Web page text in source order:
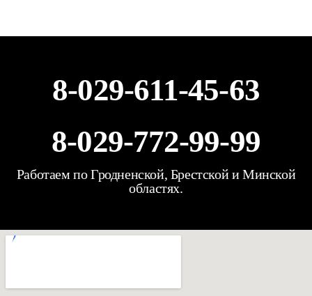
8-029-611-45-63
8-029-772-99-99
Работаем по Гродненской, Брестской и Минской
областях.